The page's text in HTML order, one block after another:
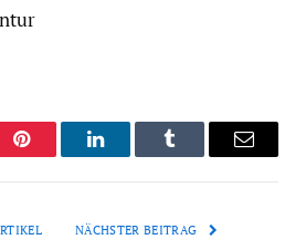
Pinterest LinkedInTumblr Email
NÄCHSTER BEITRAG